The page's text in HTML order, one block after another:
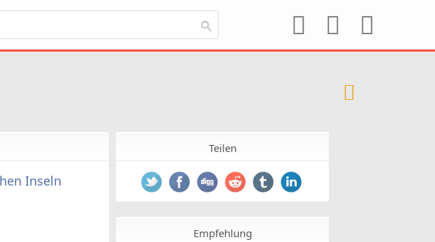
Inseln
Teilen
Empfehlung